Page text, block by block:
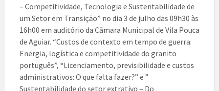
– Competitividade, Tecnologia e Sustentabilidade de
um Setor em Transição” no dia 3 de julho das 09h30 às
16h00 em auditório da Câmara Municipal de Vila Pouca
de Aguiar. “Custos de contexto em tempo de guerra:
Energia, logística e competitividade do granito
português”, “Licenciamento, previsibilidade e custos
administrativos: O que falta fazer?” e ”
Sustentabilidade do setor extrativo – Do